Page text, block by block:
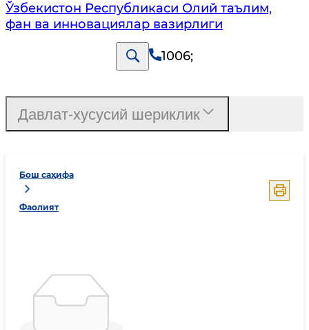
Ўзбекистон Республикаси Олий таълим,
фан ва инновациялар вазирлиги
1006;
Бош саҳифа
Фаолият
Давлат-хусусий шериклик